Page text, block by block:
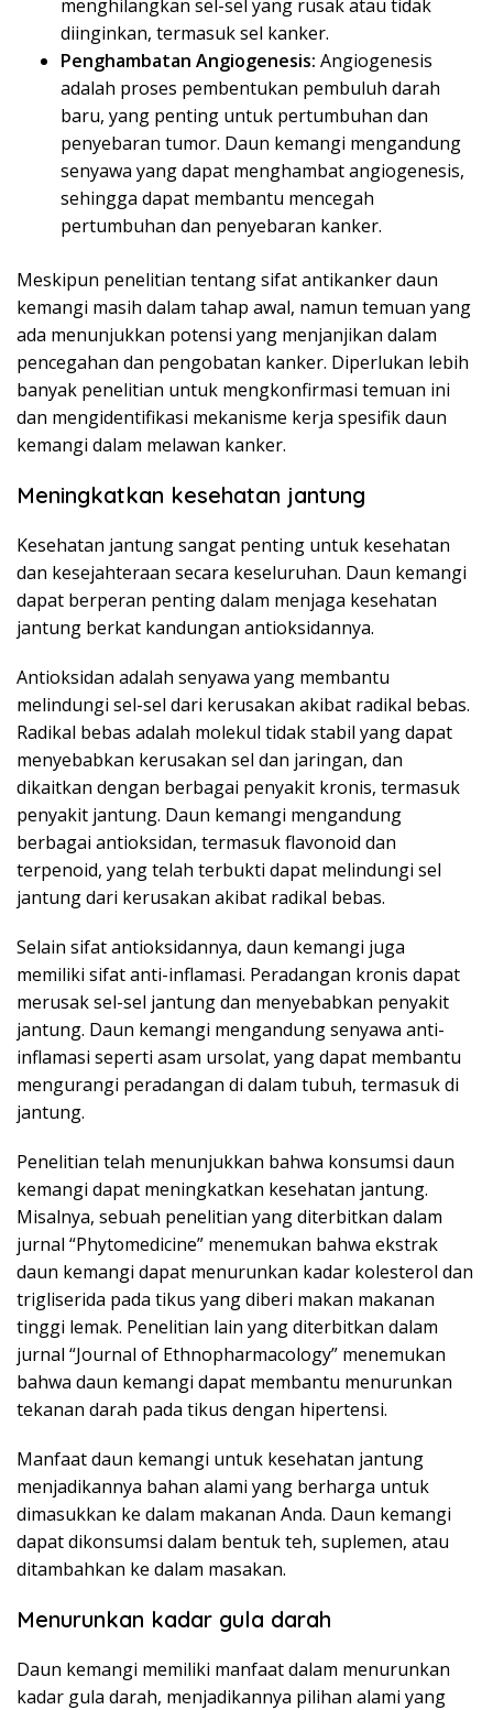
menghilangkan sel-sel yang rusak atau tidak
diinginkan, termasuk sel kanker.
Penghambatan Angiogenesis: Angiogenesis
adalah proses pembentukan pembuluh darah
baru, yang penting untuk pertumbuhan dan
penyebaran tumor. Daun kemangi mengandung
senyawa yang dapat menghambat angiogenesis,
sehingga dapat membantu mencegah
pertumbuhan dan penyebaran kanker.
Meskipun penelitian tentang sifat antikanker daun
kemangi masih dalam tahap awal, namun temuan yang
ada menunjukkan potensi yang menjanjikan dalam
pencegahan dan pengobatan kanker. Diperlukan lebih
banyak penelitian untuk mengkonfirmasi temuan ini
dan mengidentifikasi mekanisme kerja spesifik daun
kemangi dalam melawan kanker.
Meningkatkan kesehatan jantung
Kesehatan jantung sangat penting untuk kesehatan
dan kesejahteraan secara keseluruhan. Daun kemangi
dapat berperan penting dalam menjaga kesehatan
jantung berkat kandungan antioksidannya.
Antioksidan adalah senyawa yang membantu
melindungi sel-sel dari kerusakan akibat radikal bebas.
Radikal bebas adalah molekul tidak stabil yang dapat
menyebabkan kerusakan sel dan jaringan, dan
dikaitkan dengan berbagai penyakit kronis, termasuk
penyakit jantung. Daun kemangi mengandung
berbagai antioksidan, termasuk flavonoid dan
terpenoid, yang telah terbukti dapat melindungi sel
jantung dari kerusakan akibat radikal bebas.
Selain sifat antioksidannya, daun kemangi juga
memiliki sifat anti-inflamasi. Peradangan kronis dapat
merusak sel-sel jantung dan menyebabkan penyakit
jantung. Daun kemangi mengandung senyawa anti-
inflamasi seperti asam ursolat, yang dapat membantu
mengurangi peradangan di dalam tubuh, termasuk di
jantung.
Penelitian telah menunjukkan bahwa konsumsi daun
kemangi dapat meningkatkan kesehatan jantung.
Misalnya, sebuah penelitian yang diterbitkan dalam
jurnal “Phytomedicine” menemukan bahwa ekstrak
daun kemangi dapat menurunkan kadar kolesterol dan
trigliserida pada tikus yang diberi makan makanan
tinggi lemak. Penelitian lain yang diterbitkan dalam
jurnal “Journal of Ethnopharmacology” menemukan
bahwa daun kemangi dapat membantu menurunkan
tekanan darah pada tikus dengan hipertensi.
Manfaat daun kemangi untuk kesehatan jantung
menjadikannya bahan alami yang berharga untuk
dimasukkan ke dalam makanan Anda. Daun kemangi
dapat dikonsumsi dalam bentuk teh, suplemen, atau
ditambahkan ke dalam masakan.
Menurunkan kadar gula darah
Daun kemangi memiliki manfaat dalam menurunkan
kadar gula darah, menjadikannya pilihan alami yang